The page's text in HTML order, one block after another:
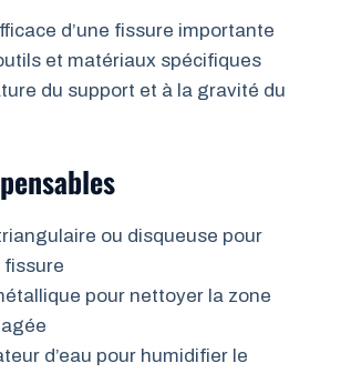
d’une fissure importante
et matériaux spécifiques
du support et à la gravité du
ou disqueuse pour
fissure
pour nettoyer la zone
d’eau pour humidifier le